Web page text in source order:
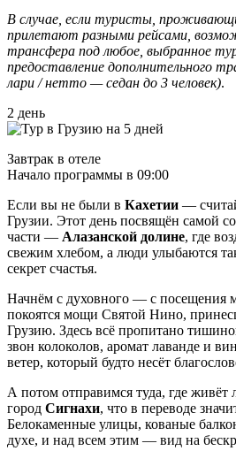
В случае, если туристы,
прилетают разными рейсами,
трансфера под любое, выбранное
предоставление дополнительного
лари / нетто — седан до 3 человек).
2 день
Завтрак в отеле
Начало программы в 09:00
Если вы не были в Кахетии —
Грузии. Этот день посвящён самой
части — Алазанской долине, где
свежим хлебом, а люди улыбаются
секрет счастья.
Начнём с духовного — с посещения
покоятся мощи Святой Нино,
Грузию. Здесь всё пропитано
звон колоколов, аромат лаванде и
ветер, который будто несёт
А потом отправимся туда, где
город Сигнахи, что в переводе
Белокаменные улицы, кованые
духе, и над всем этим — вид на